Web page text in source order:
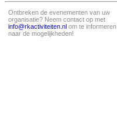
Ontbreken de evenementen van uw
organisatie? Neem contact op met
info@rkactiviteiten.nl om te informeren
naar de mogelijkheden!